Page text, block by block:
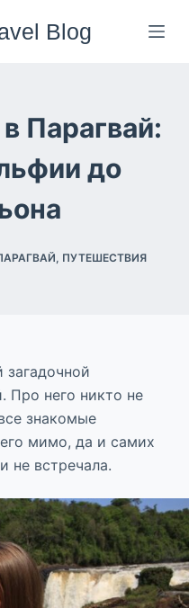
Blog
Парагвай:
до
, ПУТЕШЕСТВИЯ
Про него никто не
знакомые
мимо, да и самих
не встречала.